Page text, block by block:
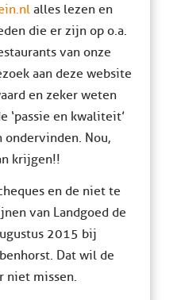
alles lezen en
die er zijn op o.a.
van onze
aan deze website
en zeker weten
‘passie en kwaliteit’
Nou,
krijgen!!
en de niet te
van Landgoed de
2015 bij
Dat wil de
niet missen.